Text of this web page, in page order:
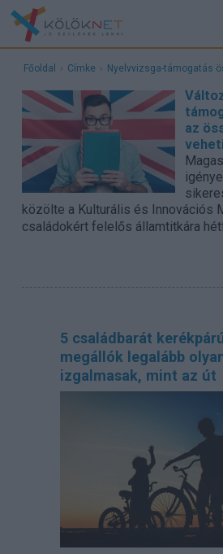
Főoldal › Címke › Nyelvvizsga-támogatás
az
közölte a Kulturális és Innovációs
családokért felelős államtitkára
5 családbarát
megállók legalább
izgalmasak, mint az út